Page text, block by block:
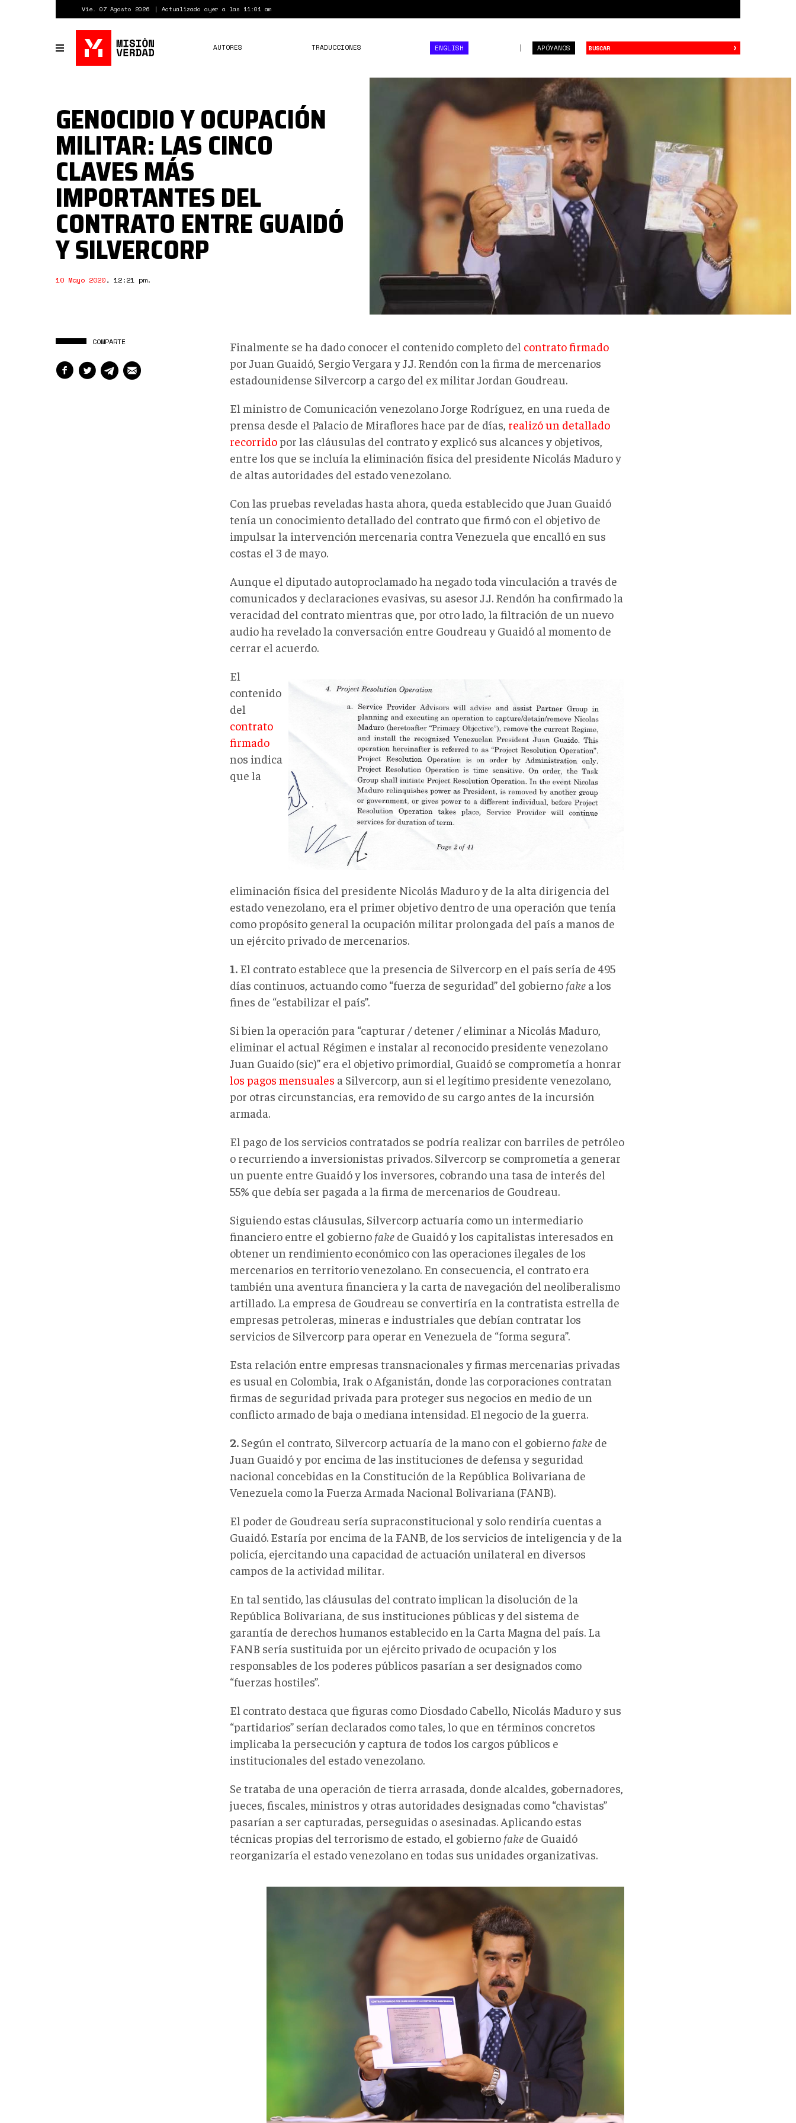
Vie. 07 Agosto 2026 Actualizado ayer a las 11:01 am
Toggle
navigation
APÓYANOS
AUTORES TRADUCCIONES ENGLISH ›
1*H0JxbpufKAje-
ntYTVifOA.jpeg
GENOCIDIO Y OCUPACIÓN
MILITAR: LAS CINCO
CLAVES MÁS
IMPORTANTES DEL
CONTRATO ENTRE GUAIDÓ
Y SILVERCORP
10 Mayo 2020, 12:21 pm.
COMPARTE Finalmente se ha dado conocer el contenido completo del contrato firmado
por Juan Guaidó, Sergio Vergara y J.J. Rendón con la firma de mercenarios
estadounidense Silvercorp a cargo del ex militar Jordan Goudreau.
El ministro de Comunicación venezolano Jorge Rodríguez, en una rueda de
prensa desde el Palacio de Miraflores hace par de días, realizó un detallado
recorridopor las cláusulas del contrato y explicó sus alcances y objetivos,
entre los que se incluía la eliminación física del presidente Nicolás Maduro y
de altas autoridades del estado venezolano.
Con las pruebas reveladas hasta ahora, queda establecido que Juan Guaidó
tenía un conocimiento detallado del contrato que firmó con el objetivo de
impulsar la intervención mercenaria contra Venezuela que encalló en sus
costas el 3 de mayo.
Aunque el diputado autoproclamado ha negado toda vinculación a través de
comunicados y declaraciones evasivas, su asesor J.J. Rendón ha confirmado la
veracidad del contrato mientras que, por otro lado, la filtración de un nuevo
audio ha revelado la conversación entre Goudreau y Guaidó al momento de
cerrar el acuerdo.
El
contenido
del
contrato
firmado
nos indica
que la
eliminación física del presidente Nicolás Maduro y de la alta dirigencia del
estado venezolano, era el primer objetivo dentro de una operación que tenía
como propósito general la ocupación militar prolongada del país a manos de
un ejército privado de mercenarios.
1. El contrato establece que la presencia de Silvercorp en el país sería de 495
días continuos, actuando como “fuerza de seguridad” del gobierno fake a los
fines de “estabilizar el país”.
Si bien la operación para “capturar / detener / eliminar a Nicolás Maduro,
eliminar el actual Régimen e instalar al reconocido presidente venezolano
Juan Guaido (sic)” era el objetivo primordial, Guaidó se comprometía a honrar
los pagos mensuales a Silvercorp, aun si el legítimo presidente venezolano,
por otras circunstancias, era removido de su cargo antes de la incursión
armada.
El pago de los servicios contratados se podría realizar con barriles de petróleo
o recurriendo a inversionistas privados. Silvercorp se comprometía a generar
un puente entre Guaidó y los inversores, cobrando una tasa de interés del
55% que debía ser pagada a la firma de mercenarios de Goudreau.
Siguiendo estas cláusulas, Silvercorp actuaría como un intermediario
financiero entre el gobierno fake de Guaidó y los capitalistas interesados en
obtener un rendimiento económico con las operaciones ilegales de los
mercenarios en territorio venezolano. En consecuencia, el contrato era
también una aventura financiera y la carta de navegación del neoliberalismo
artillado. La empresa de Goudreau se convertiría en la contratista estrella de
empresas petroleras, mineras e industriales que debían contratar los
servicios de Silvercorp para operar en Venezuela de “forma segura”.
Esta relación entre empresas transnacionales y firmas mercenarias privadas
es usual en Colombia, Irak o Afganistán, donde las corporaciones contratan
firmas de seguridad privada para proteger sus negocios en medio de un
conflicto armado de baja o mediana intensidad. El negocio de la guerra.
2. Según el contrato, Silvercorp actuaría de la mano con el gobierno fake de
Juan Guaidó y por encima de las instituciones de defensa y seguridad
nacional concebidas en la Constitución de la República Bolivariana de
Venezuela como la Fuerza Armada Nacional Bolivariana (FANB).
El poder de Goudreau sería supraconstitucional y solo rendiría cuentas a
Guaidó. Estaría por encima de la FANB, de los servicios de inteligencia y de la
policía, ejercitando una capacidad de actuación unilateral en diversos
campos de la actividad militar.
En tal sentido, las cláusulas del contrato implican la disolución de la
República Bolivariana, de sus instituciones públicas y del sistema de
garantía de derechos humanos establecido en la Carta Magna del país. La
FANB sería sustituida por un ejército privado de ocupación y los
responsables de los poderes públicos pasarían a ser designados como
“fuerzas hostiles”.
El contrato destaca que figuras como Diosdado Cabello, Nicolás Maduro y sus
“partidarios” serían declarados como tales, lo que en términos concretos
implicaba la persecución y captura de todos los cargos públicos e
institucionales del estado venezolano.
Se trataba de una operación de tierra arrasada, donde alcaldes, gobernadores,
jueces, fiscales, ministros y otras autoridades designadas como “chavistas”
pasarían a ser capturadas, perseguidas o asesinadas. Aplicando estas
técnicas propias del terrorismo de estado, el gobierno fake de Guaidó
reorganizaría el estado venezolano en todas sus unidades organizativas.